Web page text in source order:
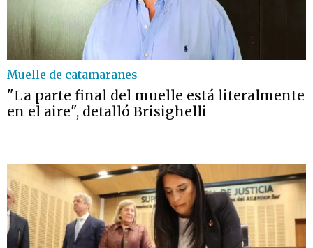
Muelle de catamaranes
"La parte final del muelle está literalmente
en el aire", detalló Brisighelli